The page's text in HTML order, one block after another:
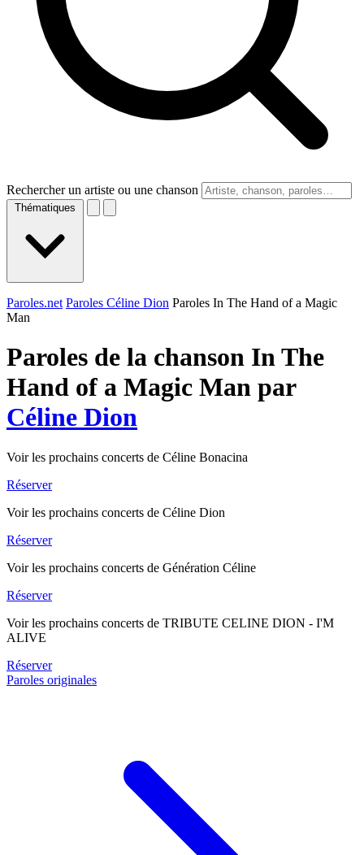
Rechercher un artiste ou une chanson
Thématiques
Paroles.net Paroles Céline Dion Paroles In The Hand of a Magic
Man
Paroles de la chanson In The
Hand of a Magic Man par
Céline Dion
Voir les prochains concerts de Céline Bonacina
Réserver
Voir les prochains concerts de Céline Dion
Réserver
Voir les prochains concerts de Génération Céline
Réserver
Voir les prochains concerts de TRIBUTE CELINE DION - I'M
ALIVE
Réserver
Paroles originales